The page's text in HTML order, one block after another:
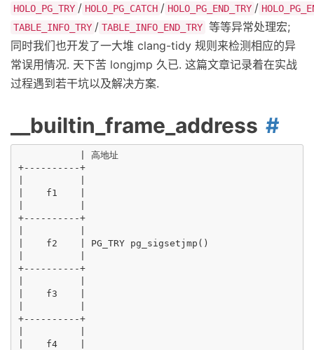
HOLO_PG_TRY / HOLO_PG_CATCH / HOLO_PG_END_TRY /
TABLE_INFO_TRY / TABLE_INFO_END_TRY 等等异常处理宏;
同时我们也开发了一大堆 clang-tidy 规则来检测相应的异
常误用情况. 天下苦 longjmp 久已. 这篇文章记录着在实战
过程遇到若干坑以及解决方案.
__builtin_frame_address
           | 高地址
+----------+
|    f1    |
+----------+
|    f2    | PG_TRY pg_sigsetjmp()
+----------+
|    f3    |
+----------+
|    f4    |